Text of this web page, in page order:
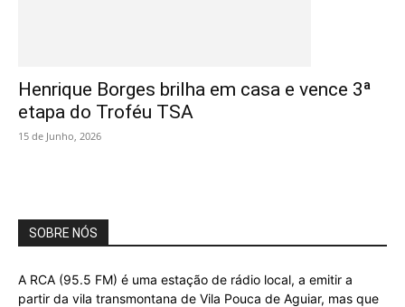
Henrique Borges brilha em casa e vence 3ª
etapa do Troféu TSA
15 de Junho, 2026
SOBRE NÓS
A RCA (95.5 FM) é uma estação de rádio local, a emitir a
partir da vila transmontana de Vila Pouca de Aguiar, mas que